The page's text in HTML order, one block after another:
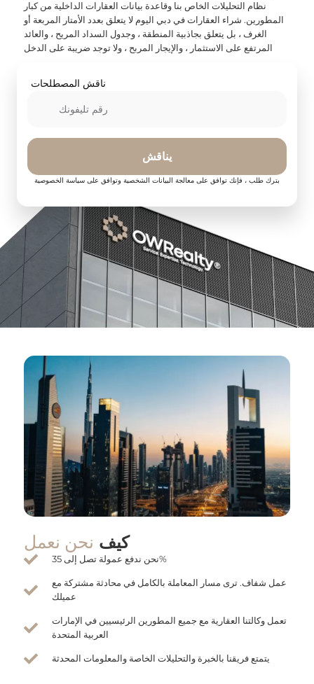
نظام التحليلات الخاص بنا وقاعدة بيانات العقارات الداخلية من كبار
المطورين. شراء العقارات في دبي اليوم لا يتعلق بعدد الأمتار المربعة أو
الغرف ، بل يتعلق بجاذبية المنطقة ، وجدول السداد المريح ، والعائد
المرتفع على الاستثمار ، والإيجار المربح ، ولا توجد ضريبة على الدخل
ناقش المصطلحات
يناقش
بترك طلب ، فإنك توافق على معالجة البيانات الشخصية وتوافق على سياسة الخصوصية
كيف نحن نعمل
نحن ندفع عمولة تصل إلى 35%
عمل شفاف. ترى مسار المعاملة بالكامل في محادثة مشتركة مع
عميلك
تعمل وكالتنا العقارية مع جميع المطورين الرئيسيين في الإمارات
العربية المتحدة
يتمتع فريقنا بالخبرة والتحليلات الخاصة والمعلومات المحدثة